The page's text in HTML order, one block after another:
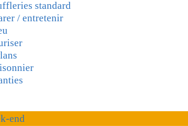
standard
/ entretenir
end